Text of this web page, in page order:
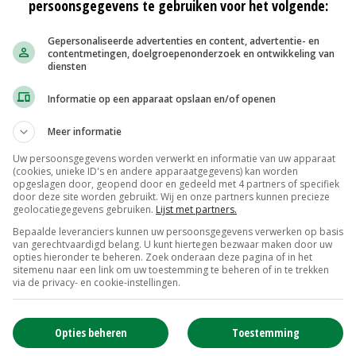
landschap, de leefomgeving en belemmeringen
heldere afspraken met bewoners, ruimtelijke
Initiatieven moeten bijdragen aan de
het cultuurlandschap.
beoordelingskaders. LTO-vakgroep
nauwgezet en blijft zich inzetten voor een
Zeker in gebieden met een sterke
huizen te bouwen. 'In onze visie staat een goede
persoonsgegevens te gebruiken voor het volgende:
Gepersonaliseerde advertenties en content, advertentie- en
contentmetingen, doelgroepenonderzoek en ontwikkeling van
diensten
Informatie op een apparaat opslaan en/of openen
Meer informatie
Uw persoonsgegevens worden verwerkt en informatie van uw apparaat
(cookies, unieke ID's en andere apparaatgegevens) kan worden
opgeslagen door, geopend door en gedeeld met 4 partners of specifiek
door deze site worden gebruikt. Wij en onze partners kunnen precieze
geolocatiegegevens gebruiken. Lijst met partners.
Bepaalde leveranciers kunnen uw persoonsgegevens verwerken op basis
van gerechtvaardigd belang. U kunt hiertegen bezwaar maken door uw
opties hieronder te beheren. Zoek onderaan deze pagina of in het
sitemenu naar een link om uw toestemming te beheren of in te trekken
via de privacy- en cookie-instellingen.
Toestemming
Opties beheren